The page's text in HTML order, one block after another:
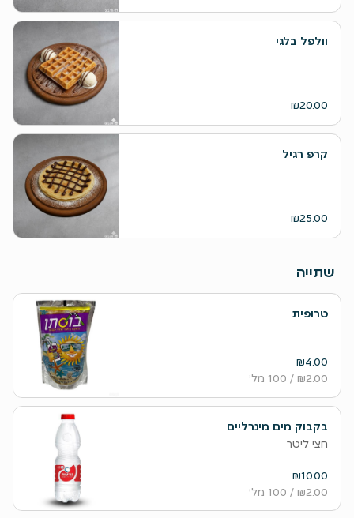
וולפל בלגי
₪20.00
קרפ רגיל
₪25.00
שתייה
טרופית
₪4.00
₪2.00 / 100 מל׳
בקבוק מים מינרליים
חצי ליטר
₪10.00
₪2.00 / 100 מל׳